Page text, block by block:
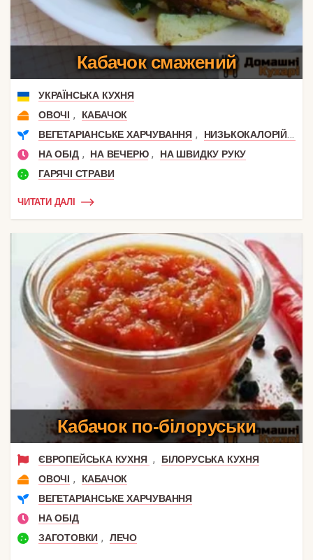
Кабачок смажений
УКРАЇНСЬКА КУХНЯ
ОВОЧІ ,
КАБАЧОК
ВЕГЕТАРІАНСЬКЕ ХАРЧУВАННЯ , НИЗЬКОКАЛОРІЙНІ
НА ОБІД , НА ВЕЧЕРЮ ,
НА ШВИДКУ РУКУ
ГАРЯЧІ СТРАВИ
ЧИТАТИ ДАЛІ
Кабачок по-білоруськи
ЄВРОПЕЙСЬКА КУХНЯ ,
БІЛОРУСЬКА КУХНЯ
ОВОЧІ ,
КАБАЧОК
ВЕГЕТАРІАНСЬКЕ ХАРЧУВАННЯ
НА ОБІД
ЗАГОТОВКИ , ЛЕЧО